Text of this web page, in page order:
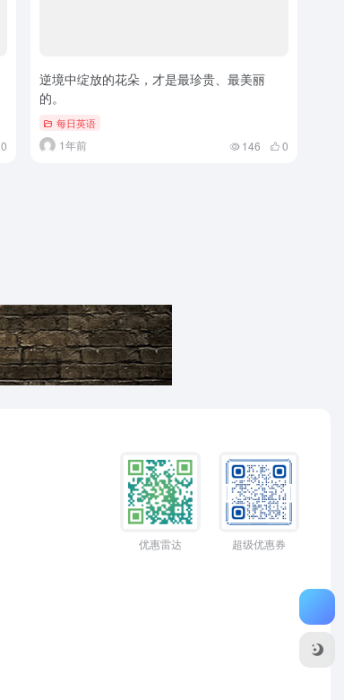
0
逆境中绽放的花朵，才是最珍贵、最美丽
的。
每日英语
1年前 146 0
优惠雷达 超级优惠券